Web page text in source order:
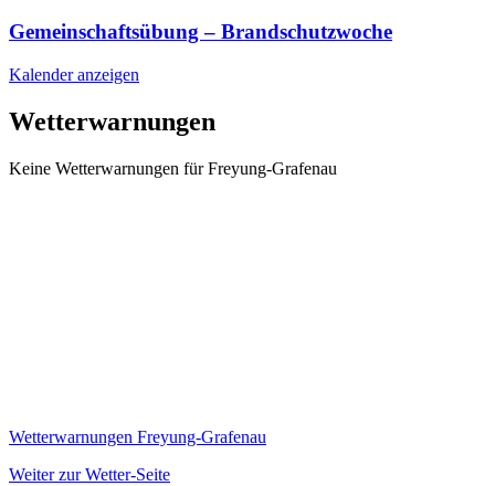
Gemeinschaftsübung – Brandschutzwoche
Kalender anzeigen
Wetterwarnungen
Keine Wetterwarnungen für Freyung-Grafenau
Wetterwarnungen Freyung-Grafenau
Weiter zur Wetter-Seite